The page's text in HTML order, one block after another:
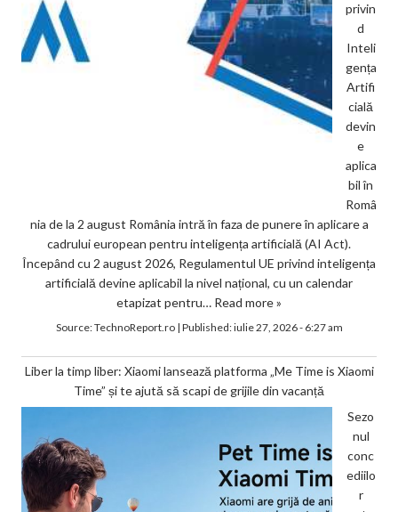
privin
d
Inteli
gența
Artifi
cială
devin
e
aplica
bil în
Româ
nia de la 2 august România intră în faza de punere în aplicare a
cadrului european pentru inteligența artificială (AI Act).
Începând cu 2 august 2026, Regulamentul UE privind inteligența
artificială devine aplicabil la nivel național, cu un calendar
etapizat pentru… Read more »
Source:TechnoReport.ro| Published:iulie 27, 2026 - 6:27 am
Liber la timp liber: Xiaomi lansează platforma „Me Time is Xiaomi
Time” și te ajută să scapi de grijile din vacanță
Sezo
nul
conc
ediilo
r